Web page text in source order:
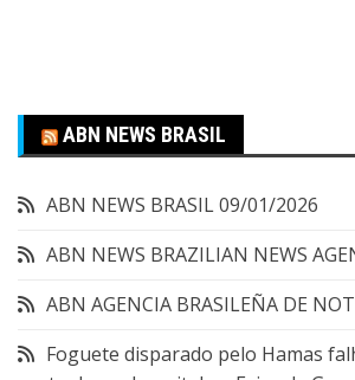
ABN NEWS BRASIL
ABN NEWS BRASIL09/01/2026
ABN NEWS BRAZILIAN NEWS
ABN AGENCIA BRASILEÑA DE
Foguete disparado pelo Hamas